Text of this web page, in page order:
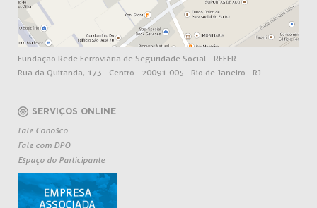
Fundação Rede Ferroviária de Seguridade Social - REFER
Rua da Quitanda, 173 - Centro - 20091-005 - Rio de Janeiro - RJ.
SERVIÇOS ONLINE
Fale Conosco
Fale com DPO
Espaço do Participante